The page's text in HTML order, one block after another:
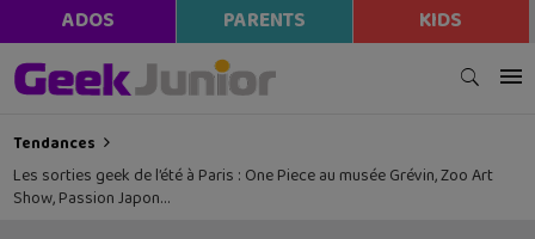
ADOS PARENTS KIDS
Tendances
Les sorties geek de l’été à Paris : One Piece au musée Grévin, Zoo Art
Show, Passion Japon…